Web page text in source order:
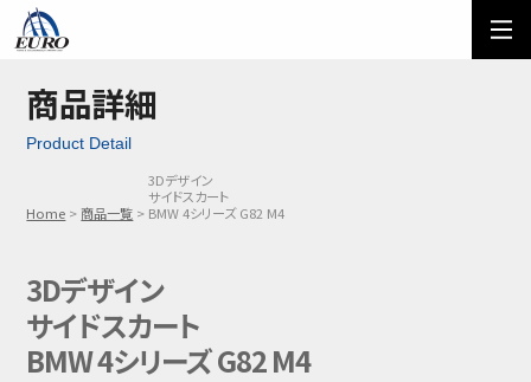
ご利用方法
メール問い合わせ
03-5674-7742
商品詳細
Product Detail
Home 商品一覧
3Dデザイン
サイドスカート
BMW 4シリーズ G82 M4
3Dデザイン
サイドスカート
BMW 4シリーズ G82 M4